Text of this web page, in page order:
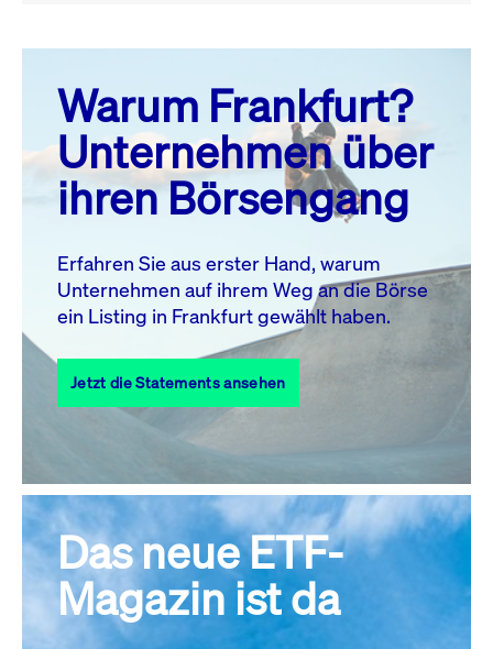
August 26
MO. DI. MI. DO. FR. SA. SO.
1
2
3
4 5 6 7 8
10 11 13 14
17
18 19 20 21 22
23
27 28
31
Alle Events
Warum Frankfurt?
Unternehmen über
ihren Börsengang
Erfahren Sie aus erster Hand, warum
Unternehmen auf ihrem Weg an die Börse
ein Listing in Frankfurt gewählt haben.
Jetzt die Statements ansehen
Das neue ETF-
Magazin ist da